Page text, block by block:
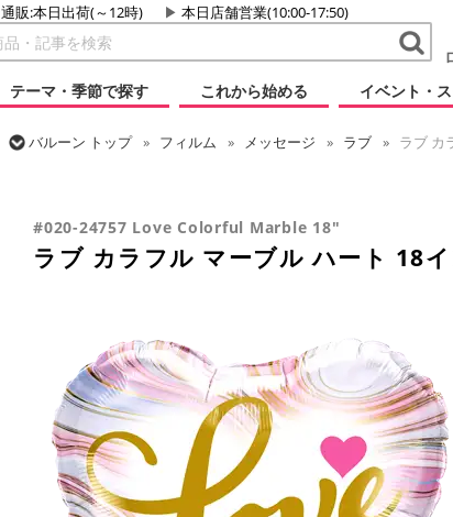
通販:本日出荷(～12時) 本日店舗営業(10:00-17:50)
テーマ・季節で探す
これから始める イベント・
バルーン トップ フィルム メッセージ ラブ
ラブ カ
#020-24757 Love Colorful Marble 18"
ラブ カラフル マーブル ハート 18